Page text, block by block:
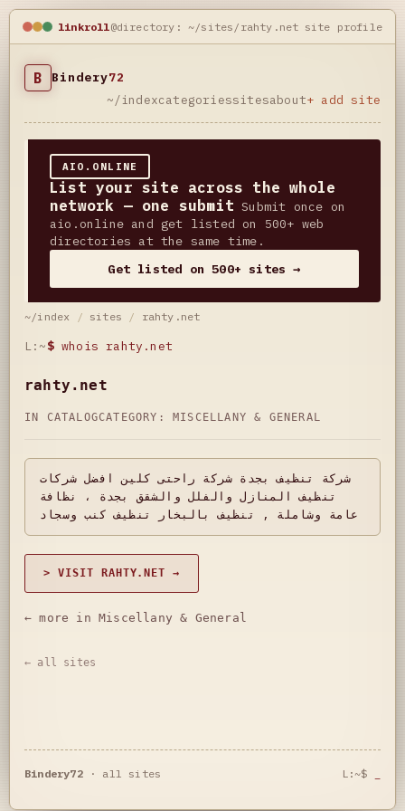
linkroll@directory: ~/sites/rahty.net site profile
B Bindery72
~/indexcategoriessitesabout+ add site
AIO.ONLINE
List your site across the whole
network — one submit Submit once on
aio.online and get listed on 500+ web
directories at the same time.
Get listed on 500+ sites →
~/index / sites / rahty.net
L:~$ whois rahty.net
rahty.net
IN CATALOGCATEGORY: MISCELLANY & GENERAL
شركة تنظيف بجدة شركة راحتى كلين افضل شركات
تنظيف المنازل والفلل والشقق بجدة ، نظافة
عامة وشاملة , تنظيف بالبخار تنظيف كنب وسجاد
> VISIT RAHTY.NET →
← more in Miscellany & General
← all sites
Bindery72· all sites L:~$